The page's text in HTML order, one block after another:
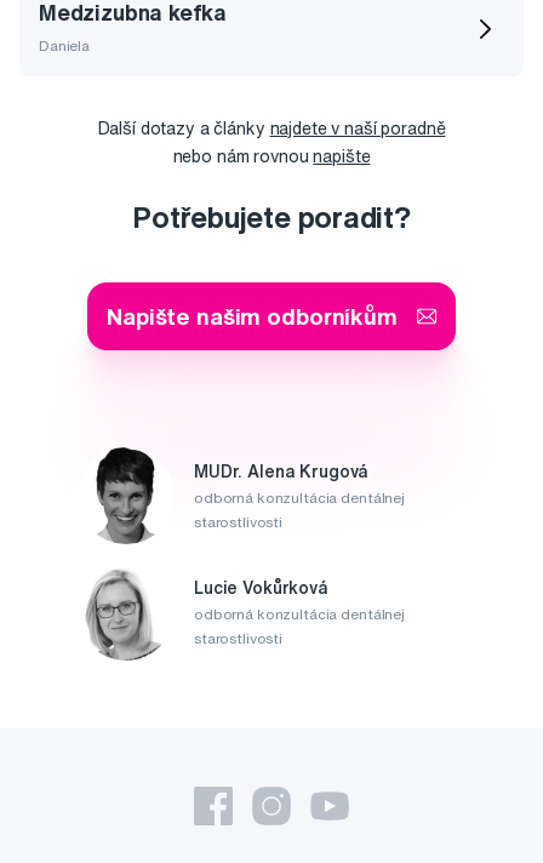
Medzizubna kefka
Daniela
Další dotazy a články najdete v naší poradně
nebo nám rovnounapište
Potřebujete poradit?
Napište našim odborníkům
MUDr. Alena Krugová
odborná konzultácia dentálnej
starostlivosti
Lucie Vokůrková
odborná konzultácia dentálnej
starostlivosti